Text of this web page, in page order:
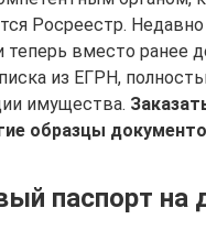
Росреестр.
вместо ранее
из ЕГРН,
имущества.
образцы
паспорт